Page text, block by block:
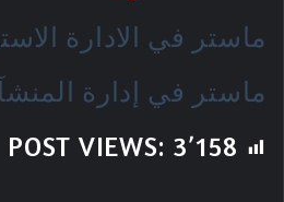
ماستر في الادارة
ماستر في إدارة
POST VIEWS: 3٬158